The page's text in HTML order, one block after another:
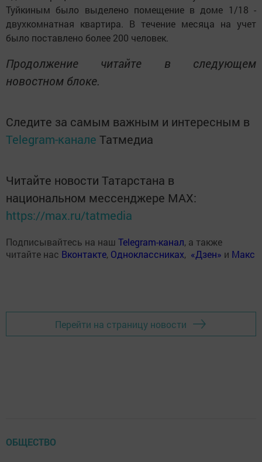
Туйкиным было выделено помещение в доме 1/18 -
двухкомнатная квартира. В течение месяца на учет
было поставлено более 200 человек.
Продолжение читайте в следующем
новостном блоке.
Следите за самым важным и интересным в
Telegram-канале Татмедиа
Читайте новости Татарстана в
национальном мессенджере MАХ:
https://max.ru/tatmedia
Подписывайтесь на наш Telegram-канал, а также
читайте нас Вконтакте, Одноклассниках, «Дзен» и Макс
Перейти на страницу новости
ОБЩЕСТВО